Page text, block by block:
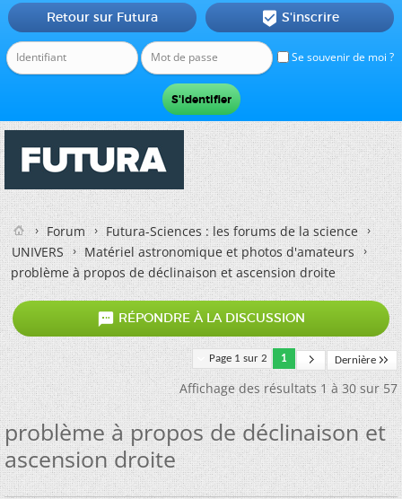
Se souvenir de moi ?
Retour sur Futura  S'inscrire
Forum
Futura-Sciences : les forums de la science
UNIVERS
Matériel astronomique et photos d'amateurs
problème à propos de déclinaison et ascension droite
 RÉPONDRE À LA DISCUSSION
Page 1 sur 2 1 Dernière
Affichage des résultats 1 à 30 sur 57
problème à propos de déclinaison et
ascension droite